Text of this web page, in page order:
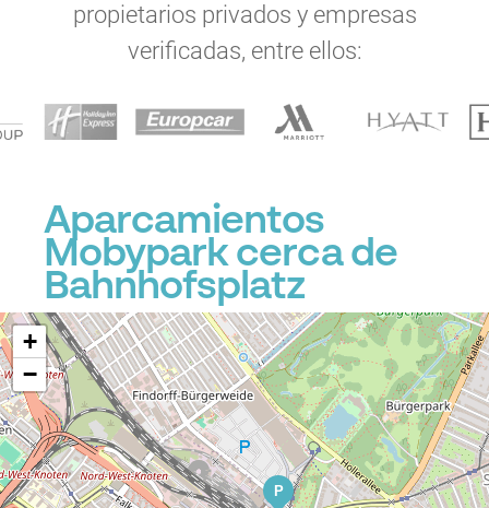
propietarios privados y empresas
verificadas, entre ellos:
Aparcamientos
Mobypark cerca de
Bahnhofsplatz
P
+
−